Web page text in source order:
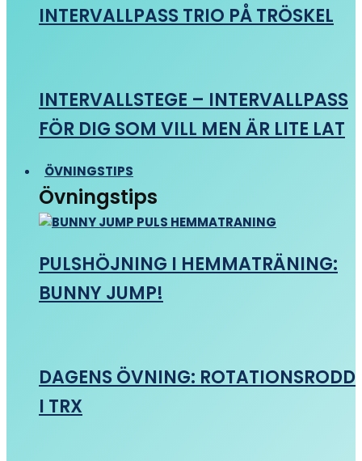
INTERVALLPASS TRIO PÅ TRÖSKEL
INTERVALLSTEGE – INTERVALLPASS
FÖR DIG SOM VILL MEN ÄR LITE LAT
ÖVNINGSTIPS
Övningstips
PULSHÖJNING I HEMMATRÄNING:
BUNNY JUMP!
DAGENS ÖVNING: ROTATIONSRODD
I TRX